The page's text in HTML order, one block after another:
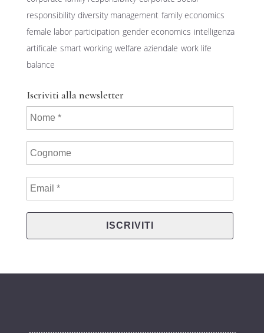
responsibility diversity management family economics
female labor participation gender economics intelligenza
artificale smart working welfare aziendale work life
balance
Iscriviti alla newsletter